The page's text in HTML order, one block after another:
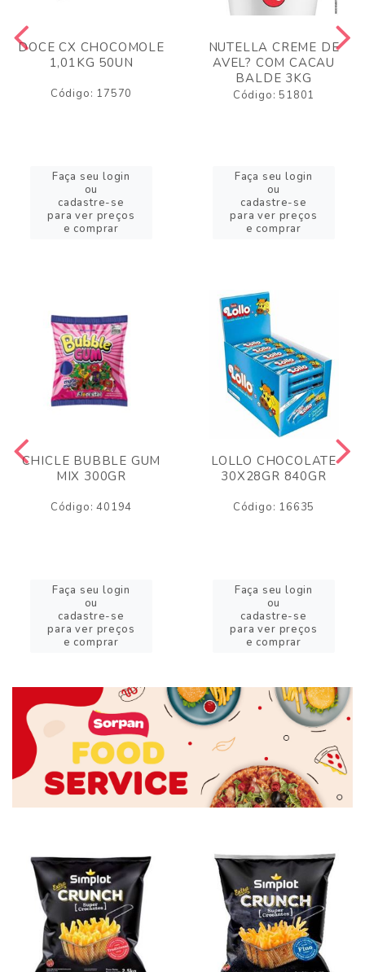
DOCE CX CHOCOMOLE
1,01KG 50UN
Código: 17570
Faça seu login
ou
cadastre-se
para ver preços
e comprar
NUTELLA CREME DE
AVEL? COM CACAU
BALDE 3KG
Código: 51801
Faça seu login
ou
cadastre-se
para ver preços
e comprar
CHICLE BUBBLE GUM
MIX 300GR
Código: 40194
Faça seu login
ou
cadastre-se
para ver preços
e comprar
LOLLO CHOCOLATE
30X28GR 840GR
Código: 16635
Faça seu login
ou
cadastre-se
para ver preços
e comprar